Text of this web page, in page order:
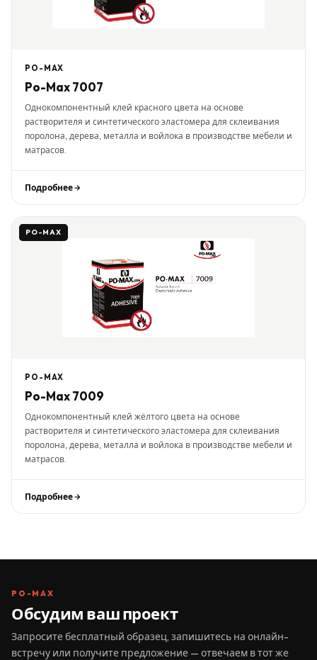
PO-MAX
Po-Max 7007
Однокомпонентный клей красного цвета на основе
растворителя и синтетического эластомера для склеивания
поролона, дерева, металла и войлока в производстве мебели и
матрасов.
Подробнее
PO-MAX
PO-MAX
Po-Max 7009
Однокомпонентный клей жёлтого цвета на основе
растворителя и синтетического эластомера для склеивания
поролона, дерева, металла и войлока в производстве мебели и
матрасов.
Подробнее
PO-MAX
Обсудим ваш проект
Запросите бесплатный образец, запишитесь на онлайн-
встречу или получите предложение — отвечаем в тот же